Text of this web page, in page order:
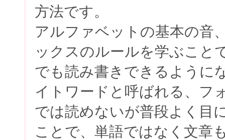
方法です。
アルファベットの基本の音
ックスのルールを学ぶこと
でも読み書きできるように
イトワードと呼ばれる、フ
では読めないが普段よく目
ことで、単語ではなく文章